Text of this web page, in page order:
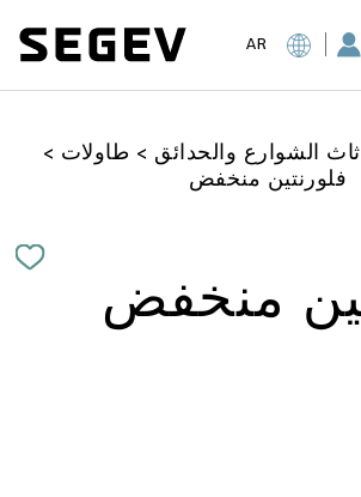
AR
الشوارع والحدائق > طاولات >
فلورنتين منخفض
منخفض